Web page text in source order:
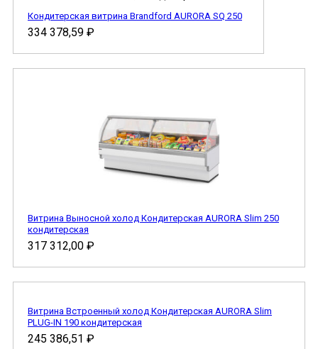
Кондитерская витрина Brandford AURORA SQ 250
334 378,59 ₽
Витрина Выносной холод Кондитерская AURORA Slim 250
кондитерская
317 312,00 ₽
Витрина Встроенный холод Кондитерская AURORA Slim
PLUG-IN 190 кондитерская
245 386,51 ₽